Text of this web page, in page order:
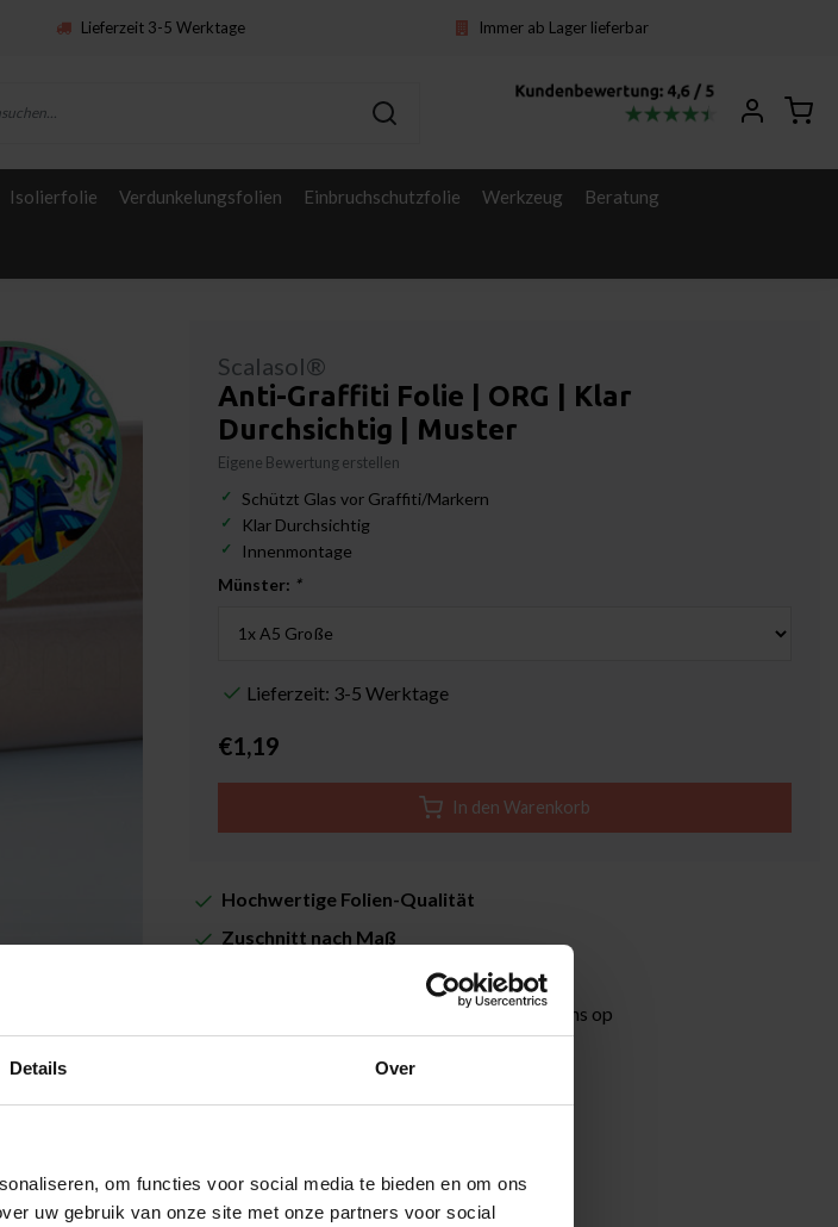
Details Over
om functies voor social media te bieden en om ons
uw gebruik van onze site met onze partners voor social
Lieferzeit 3-5 Werktage Immer ab Lager lieferbar
Isolierfolie Verdunkelungsfolien Einbruchschutzfolie Werkzeug Beratung
Scalasol®
Anti-Graffiti Folie | ORG | Klar
Durchsichtig | Muster
Eigene Bewertung erstellen
Schützt Glas vor Graffiti/Markern
Klar Durchsichtig
Innenmontage
Münster: *
Lieferzeit: 3-5 Werktage
€1,19
In den Warenkorb
Hochwertige Folien-Qualität
Zuschnitt nach Maß
Lieferzeit 3-5 Werktage
Neem contact met ons op